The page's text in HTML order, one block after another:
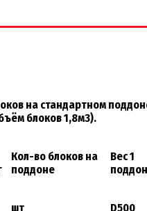
на стандартном
блоков 1,8м3).
Кол-во блоков на
поддоне
Вес 1
шт D500